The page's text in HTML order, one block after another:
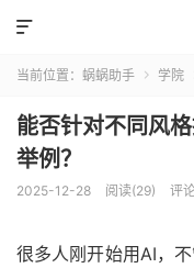

当前位置： 蜗蜗助手  学院
能否针对不同风
举例？
2025-12-28 阅读(29) 评
很多人刚开始用AI，